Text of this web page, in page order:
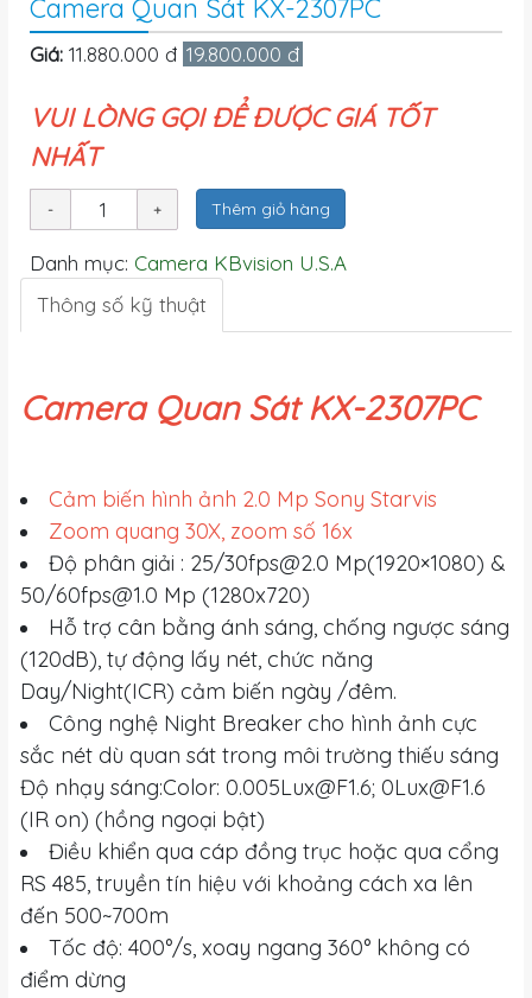
Camera Quan Sát KX-2307PC
Giá: 11.880.000 đ 19.800.000 đ
VUI LÒNG GỌI ĐỂ ĐƯỢC GIÁ TỐT
NHẤT
Thêm giỏ hàng
Danh mục: Camera KBvision U.S.A
Thông số kỹ thuật
Camera Quan Sát KX-2307PC
Cảm biến hình ảnh 2.0 Mp Sony Starvis
Zoom quang 30X, zoom số 16x
Độ phân giải : 25/30fps@2.0 Mp(1920×1080) &
50/60fps@1.0 Mp (1280x720)
Hỗ trợ cân bằng ánh sáng, chống ngược sáng
(120dB), tự động lấy nét, chức năng
Day/Night(ICR) cảm biến ngày /đêm.
Công nghệ Night Breaker cho hình ảnh cực
sắc nét dù quan sát trong môi trường thiếu sáng
Độ nhạy sáng:Color: 0.005Lux@F1.6; 0Lux@F1.6
(IR on) (hồng ngoại bật)
Điều khiển qua cáp đồng trục hoặc qua cổng
RS 485, truyền tín hiệu với khoảng cách xa lên
đến 500~700m
Tốc độ: 400°/s, xoay ngang 360° không có
điểm dừng